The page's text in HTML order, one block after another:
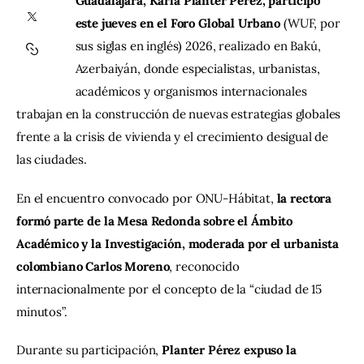
Contacto
este jueves en el Foro Global Urbano (WUF, por
sus siglas en inglés) 2026, realizado en Bakú,
Azerbaiyán, donde especialistas, urbanistas,
académicos y organismos internacionales
trabajan en la construcción de nuevas estrategias globales
frente a la crisis de vivienda y el crecimiento desigual de
las ciudades.
En el encuentro convocado por ONU-Hábitat, la rectora
formó parte de la Mesa Redonda sobre el Ámbito
Académico y la Investigación, moderada por el urbanista
colombiano Carlos Moreno, reconocido
internacionalmente por el concepto de la “ciudad de 15
minutos”.
Durante su participación, Planter Pérez expuso la